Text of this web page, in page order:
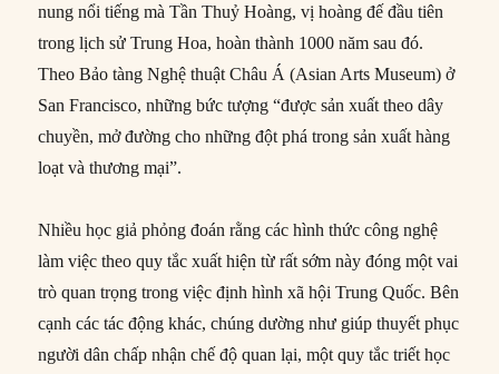
nung nổi tiếng mà Tần Thuỷ Hoàng, vị hoàng đế đầu tiên
trong lịch sử Trung Hoa, hoàn thành 1000 năm sau đó.
Theo Bảo tàng Nghệ thuật Châu Á (Asian Arts Museum) ở
San Francisco, những bức tượng “được sản xuất theo dây
chuyền, mở đường cho những đột phá trong sản xuất hàng
loạt và thương mại”.
Nhiều học giả phỏng đoán rằng các hình thức công nghệ
làm việc theo quy tắc xuất hiện từ rất sớm này đóng một vai
trò quan trọng trong việc định hình xã hội Trung Quốc. Bên
cạnh các tác động khác, chúng dường như giúp thuyết phục
người dân chấp nhận chế độ quan lại, một quy tắc triết học